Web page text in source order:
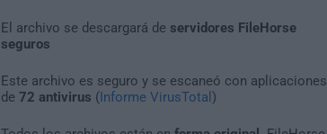
El archivo se descargará de servidores FileHorse
seguros
Este archivo es seguro y se escaneó con aplicaciones
de 72 antivirus (Informe VirusTotal )